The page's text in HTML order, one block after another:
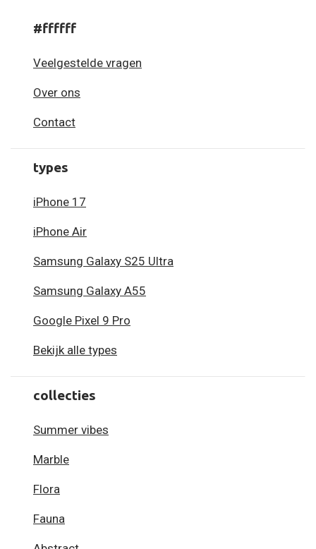
#ffffff
Veelgestelde vragen
Over ons
Contact
types
iPhone 17
iPhone Air
Samsung Galaxy S25 Ultra
Samsung Galaxy A55
Google Pixel 9 Pro
Bekijk alle types
collecties
Summer vibes
Marble
Flora
Fauna